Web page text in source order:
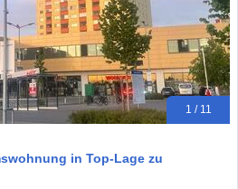
1 / 11
in Top-Lage zu